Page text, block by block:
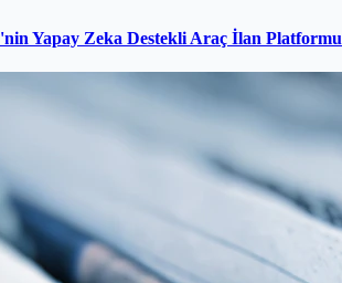
Yapay Zeka Destekli Araç İlan Platformu